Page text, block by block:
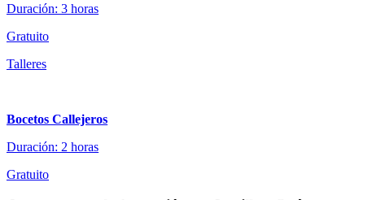
Duración: 3 horas
Gratuito
Talleres
Bocetos Callejeros
Duración: 2 horas
Gratuito